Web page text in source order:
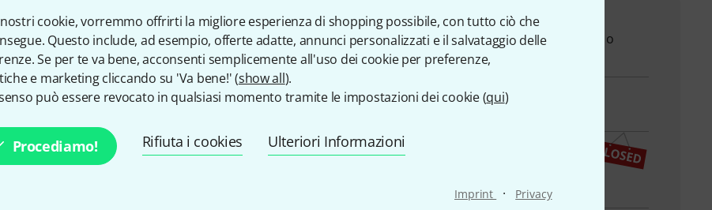
cookie, vorremmo offrirti la migliore esperienza di shopping possibile, con tutto ciò che
Questo include, ad esempio, offerte adatte, annunci personalizzati e il salvataggio delle
Se per te va bene, acconsenti semplicemente all'uso dei cookie per preferenze,
e marketing cliccando su 'Va bene!' (show all).
può essere revocato in qualsiasi momento tramite le impostazioni dei cookie (qui)
Procediamo! Rifiuta i cookies Ulteriori Informazioni
Imprint · Privacy
Servizio Clienti Italia
Il nostro servizio clienti è a disposizione in caso di domande o
problemi dopo l'acquisto.
Prepara il tuo numero cliente
Orari di apertura (CEST - Ora legale